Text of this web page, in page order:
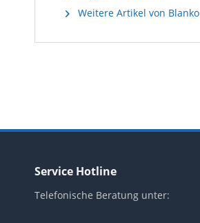
Weitere Artikel von Blanko
Service Hotline
Telefonische Beratung unter: